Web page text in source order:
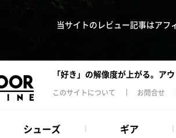
当サイトのレビュー記事はアフ
「好き」の解像度が上がる。ア
このサイトについて お問合せ
シューズ ギア